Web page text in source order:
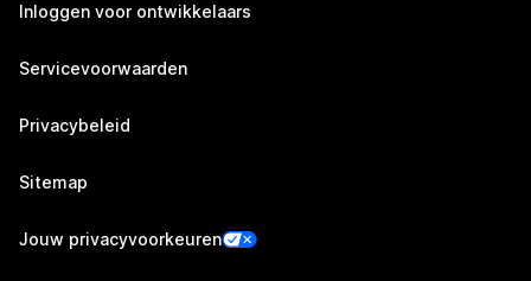
Inloggen voor ontwikkelaars
Servicevoorwaarden
Privacybeleid
Sitemap
Jouw privacyvoorkeuren